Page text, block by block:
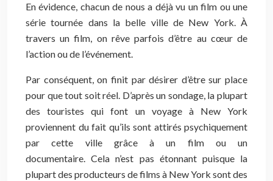
En évidence, chacun de nous a déjà vu un film ou une
série tournée dans la belle ville de New York. À
travers un film, on rêve parfois d’être au cœur de
l’action ou de l’événement.
Par conséquent, on finit par désirer d’être sur place
pour que tout soit réel. D’après un sondage, la plupart
des touristes qui font un voyage à New York
proviennent du fait qu’ils sont attirés psychiquement
par cette ville grâce à un film ou un
documentaire. Cela n’est pas étonnant puisque la
plupart des producteurs de films à New York sont des